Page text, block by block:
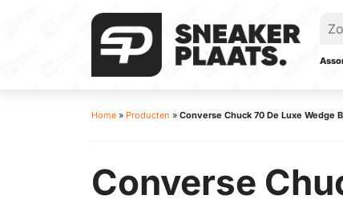
Home » Producten » Converse Chuck 70 De Luxe Wedge
Converse